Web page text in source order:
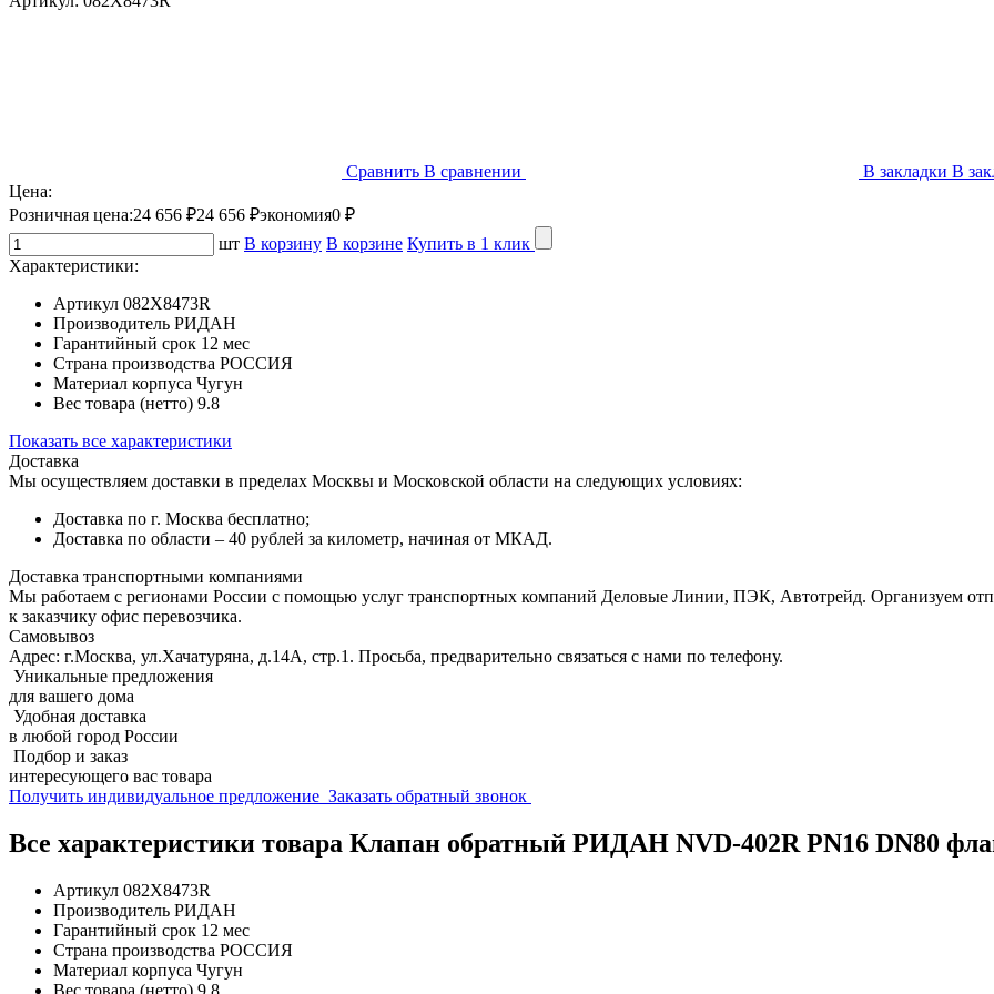
Сравнить В сравнении В закладки В
Цена:
Розничная цена:24 656 ₽24 656 ₽экономия0 ₽
шт В корзину В корзине Купить в 1 клик
Характеристики:
Артикул 082X8473R
Производитель РИДАН
Гарантийный срок 12 мес
Страна производства РОССИЯ
Материал корпуса Чугун
Вес товара (нетто) 9.8
Показать все характеристики
Доставка
Мы осуществляем доставки в пределах Москвы и Московской области на следующих условиях:
Доставка по г. Москва бесплатно;
Доставка по области – 40 рублей за километр, начиная от МКАД.
Доставка транспортными компаниями
Мы работаем с регионами России с помощью услуг транспортных компаний Деловые Линии, ПЭК, Автотрейд. Организуем
к заказчику офис перевозчика.
Самовывоз
Адрес: г.Москва, ул.Хачатуряна, д.14А, стр.1. Просьба, предварительно связаться с нами по телефону.
Уникальные предложения
для вашего дома
Удобная доставка
в любой город России
Подбор и заказ
интересующего вас товара
Получить индивидуальное предложение Заказать обратный звонок
Все характеристики товара Клапан обратный РИДАН NVD-402R PN16 DN80
Артикул 082X8473R
Производитель РИДАН
Гарантийный срок 12 мес
Страна производства РОССИЯ
Материал корпуса Чугун
Вес товара (нетто) 9.8